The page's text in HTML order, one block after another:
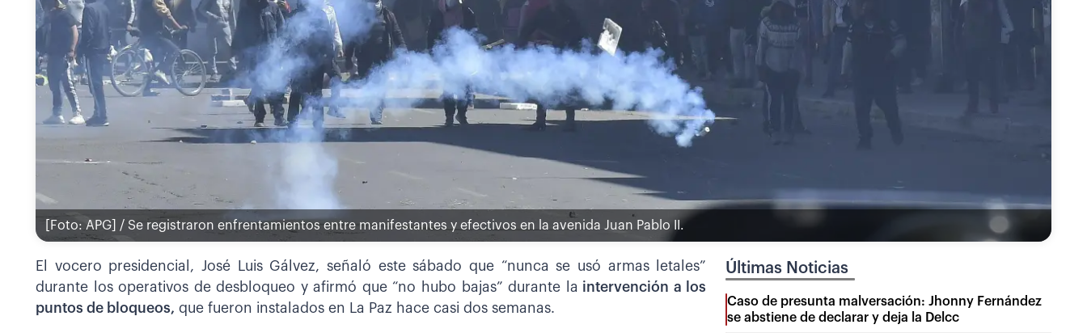
[Foto: APG] / Se registraron enfrentamientos entre manifestantes y efectivos en la avenida Juan Pablo II.
El vocero presidencial, José Luis Gálvez, señaló este sábado que “nunca se usó armas letales”
durante los operativos de desbloqueo y afirmó que “no hubo bajas” durante la intervención a los
puntos de bloqueos, que fueron instalados en La Paz hace casi dos semanas.
Últimas Noticias
Caso de presunta malversación: Jhonny Fernández
se abstiene de declarar y deja la Delcc